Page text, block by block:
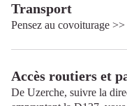
Transport
Pensez au covoiturage >>
Accès routiers et
De Uzerche, suivre la